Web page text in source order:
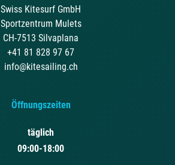
Swiss Kitesurf GmbH
Sportzentrum Mulets
CH-7513 Silvaplana
+41 81 828 97 67
info@kitesailing.ch
Öffnungszeiten
täglich
09:00-18:00